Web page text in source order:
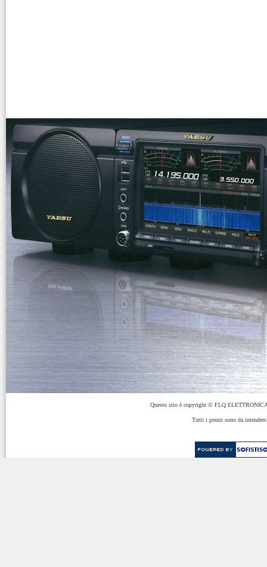
Questo sito è copyright © FLQ
Tutti i prezzi sono da